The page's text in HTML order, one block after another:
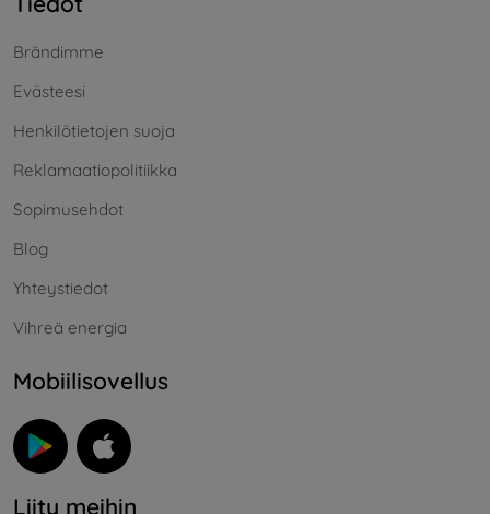
Brändimme
Evästeesi
Henkilötietojen suoja
Reklamaatiopolitiikka
Sopimusehdot
Blog
Yhteystiedot
Vihreä energia
Mobiilisovellus
Liity meihin